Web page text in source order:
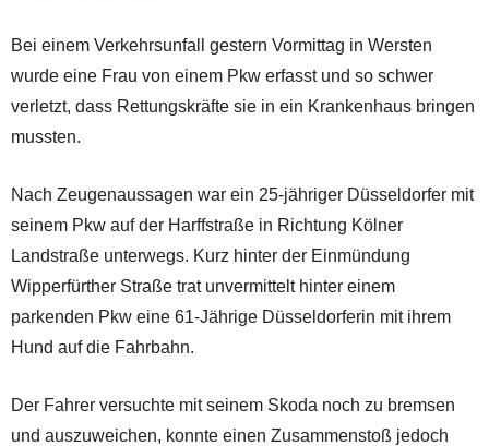
Bei einem Verkehrsunfall gestern Vormittag in Wersten
wurde eine Frau von einem Pkw erfasst und so schwer
verletzt, dass Rettungskräfte sie in ein Krankenhaus bringen
mussten.
Nach Zeugenaussagen war ein 25-jähriger Düsseldorfer mit
seinem Pkw auf der Harffstraße in Richtung Kölner
Landstraße unterwegs. Kurz hinter der Einmündung
Wipperfürther Straße trat unvermittelt hinter einem
parkenden Pkw eine 61-Jährige Düsseldorferin mit ihrem
Hund auf die Fahrbahn.
Der Fahrer versuchte mit seinem Skoda noch zu bremsen
und auszuweichen, konnte einen Zusammenstoß jedoch